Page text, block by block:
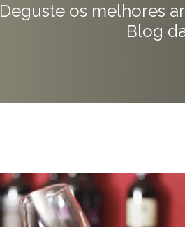
Deguste os melhores
Blog